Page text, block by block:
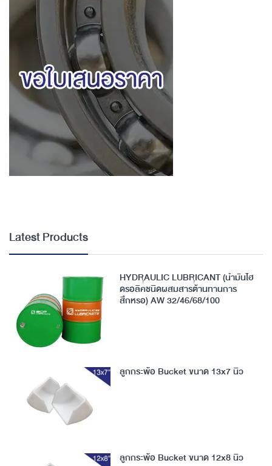
Latest Products
HYDRAULIC LUBRICANT (น้ำมันไฮ
ดรอลิคชนิดผสมสารต้านทานการ
สึกหรอ) AW 32/46/68/100
ลูกกระพ้อ Bucket ขนาด 13x7 นิ้ว
ลูกกระพ้อ Bucket ขนาด 12x8 นิ้ว